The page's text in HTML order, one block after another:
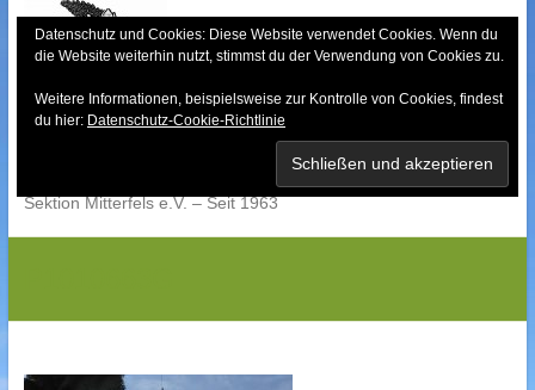
content
Bayerischer Wald-
Sektion Mitterfels e.V. – Seit 1963
Datenschutz und Cookies: Diese Website verwendet Cookies. Wenn du
die Website weiterhin nutzt, stimmst du der Verwendung von Cookies zu.
Weitere Informationen, beispielsweise zur Kontrolle von Cookies, findest
du hier: Datenschutz-Cookie-Richtlinie